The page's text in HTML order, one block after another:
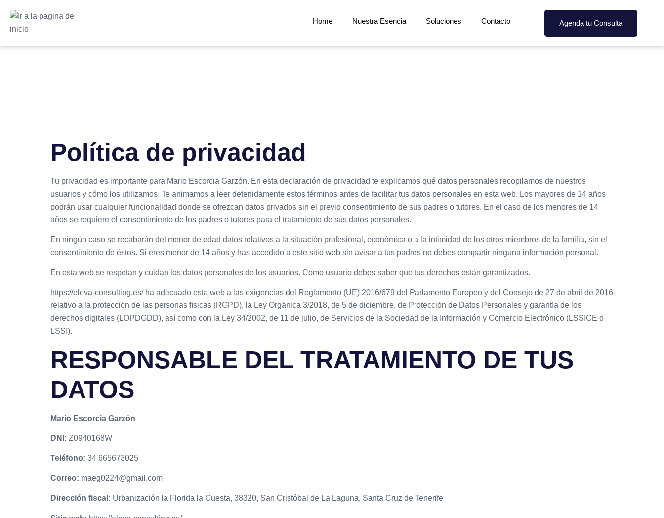
Home Nuestra Esencia Soluciones Contacto Agenda tu Consulta
Política de privacidad
Tu privacidad es importante para Mario Escorcia Garzón. En esta declaración de privacidad te explicamos qué datos personales recopilamos de nuestros
usuarios y cómo los utilizamos. Te animamos a leer detenidamente estos términos antes de facilitar tus datos personales en esta web. Los mayores de 14 años
podrán usar cualquier funcionalidad donde se ofrezcan datos privados sin el previo consentimiento de sus padres o tutores. En el caso de los menores de 14
años se requiere el consentimiento de los padres o tutores para el tratamiento de sus datos personales.
En ningún caso se recabarán del menor de edad datos relativos a la situación profesional, económica o a la intimidad de los otros miembros de la familia, sin el
consentimiento de éstos. Si eres menor de 14 años y has accedido a este sitio web sin avisar a tus padres no debes compartir ninguna información personal.
En esta web se respetan y cuidan los datos personales de los usuarios. Como usuario debes saber que tus derechos están garantizados.
https://eleva-consulting.es/ ha adecuado esta web a las exigencias del Reglamento (UE) 2016/679 del Parlamento Europeo y del Consejo de 27 de abril de 2016
relativo a la protección de las personas físicas (RGPD), la Ley Orgánica 3/2018, de 5 de diciembre, de Protección de Datos Personales y garantía de los
derechos digitales (LOPDGDD), así como con la Ley 34/2002, de 11 de julio, de Servicios de la Sociedad de la Información y Comercio Electrónico (LSSICE o
LSSI).
RESPONSABLE DEL TRATAMIENTO DE TUS
DATOS
Mario Escorcia Garzón
DNI: Z0940168W
Teléfono: 34 665673025
Correo: maeg0224@gmail.com
Dirección fiscal: Urbanización la Florida la Cuesta, 38320, San Cristóbal de La Laguna, Santa Cruz de Tenerife